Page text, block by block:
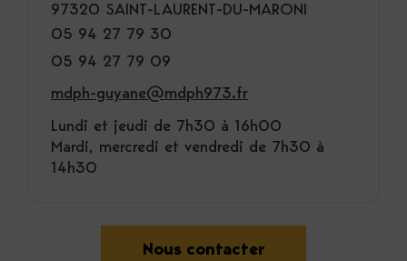
97320 SAINT-LAURENT-DU-MARONI
05 94 27 79 30
05 94 27 79 09
mdph-guyane@mdph973.fr
Lundi et jeudi de 7h30 à 16h00
Mardi, mercredi et vendredi de 7h30 à
14h30
Nous contacter